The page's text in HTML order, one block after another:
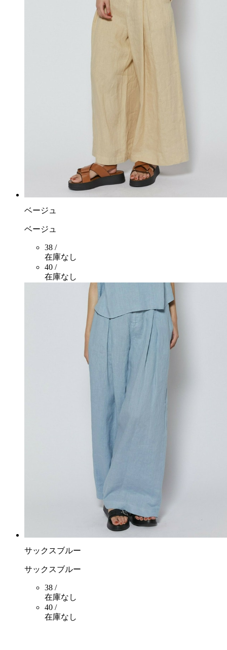
ベージュ
ベージュ
38 /
在庫なし
40 /
在庫なし
サックスブルー
サックスブルー
38 /
在庫なし
40 /
在庫なし